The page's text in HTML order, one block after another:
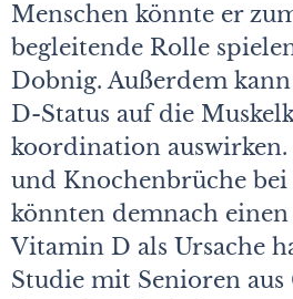
Menschen könnte er
begleitende Rolle
Dobnig. Außerdem
D-Status auf die
koordination auswirken.
und Knochenbrüche bei
könnten demnach
Vitamin D als Ursache
Studie mit Senioren